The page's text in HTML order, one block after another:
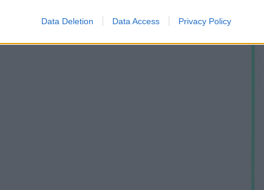
Data Deletion Data Access Privacy Policy